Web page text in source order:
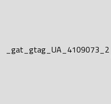
_gat_gtag_UA_4109073_2